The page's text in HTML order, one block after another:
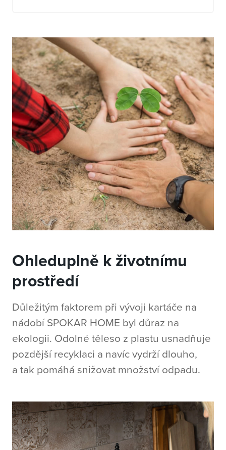
Ohleduplně k životnímu
prostředí
Důležitým faktorem při vývoji kartáče na
nádobíSPOKAR HOME byl důraz na
ekologii. Odolné těleso z plastu usnadňuje
pozdější recyklaci a navíc vydrží dlouho,
a tak pomáhá snižovat množství odpadu.